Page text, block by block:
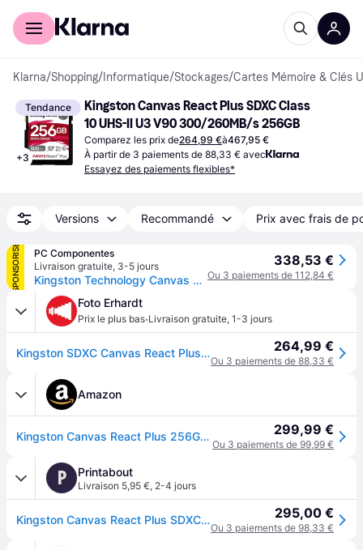
Acheter avec Klarna
Klarna/Shopping/ Informatique/Stockages/Cartes Mémoire & Clés
Tendance
+3
Kingston Canvas React Plus SDXC Class
10 UHS-II U3 ​​V90 300/260MB/s 256GB
Comparez les prix de264,99 €à467,95 €
À partir de 3 paiements de 88,33 € avec
Essayez des paiements flexibles*
Versions Recommandé Prix avec frais de
SPONSORISÉ
PC Componentes
Livraison gratuite, 3-5 jours
Kingston Technology Canvas React Plus 256 Go SD UHS-II Classe 10 Noir
338,53 €
Ou 3 paiements de 112,84 €
Foto Erhardt
Prix le plus bas·Livraison gratuite, 1-3 jours
Kingston SDXC Canvas React Plus 256GB 300MB/s V90 UHS II 264,99 €
Ou 3 paiements de 88,33 €
Amazon
Kingston Canvas React Plus 256Go SDXC Carte mémoire UHS-II 300R/260W U3 V90 for Full HD/4K/8K - SDR2/256GB 299,99 €
Ou 3 paiements de 99,99 €
P Printabout
Livraison 5,95 €, 2-4 jours
Kingston Canvas React Plus SDXC 256GB - Carte SD 295,00 €
Ou 3 paiements de 98,33 €